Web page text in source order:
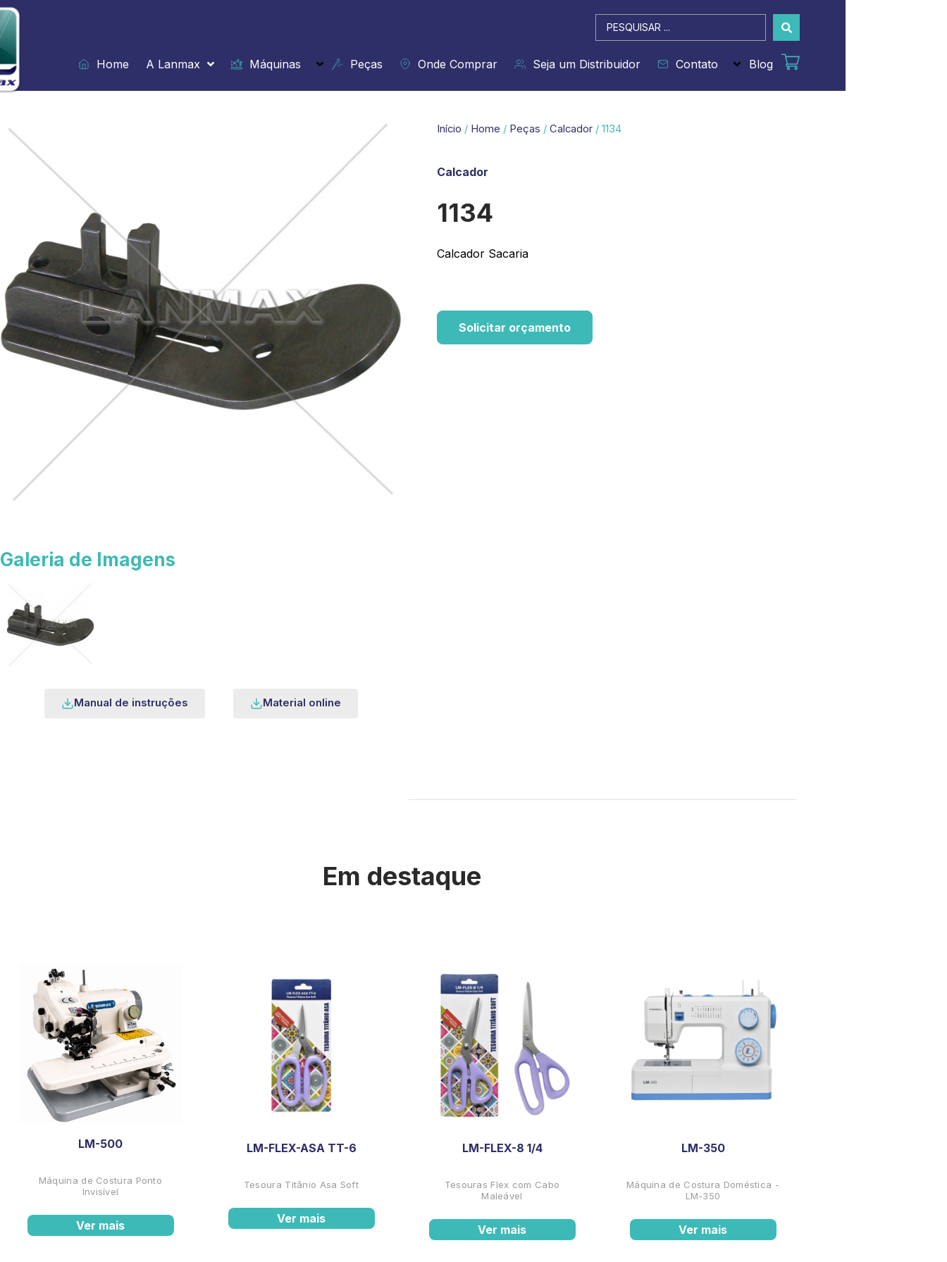
Ir
para
o
conteúdo
Pesquisar
...
Home
A Lanmax Máquinas Peças Onde Comprar Seja um Distribuidor Contato Blog
Galeria de Imagens
Manual de instruções Material online
Início / Home / Peças / Calcador / 1134
Calcador
1134
Calcador Sacaria
Solicitar orçamento
Em destaque
LM-500
Máquina de Costura Ponto
Invisível
Ver mais
LM-FLEX-ASA TT-6
Tesoura Titânio Asa Soft
Ver mais
LM-FLEX-8 1/4
Tesouras Flex com Cabo
Maleável
Ver mais
LM-350
Máquina de Costura Doméstica -
LM-350
Ver mais